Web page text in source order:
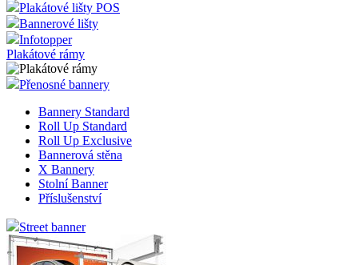
Plakátové lišty POS
Bannerové lišty
Infotopper
Plakátové rámy
Přenosné bannery
Bannery Standard
Roll Up Standard
Roll Up Exclusive
Bannerová stěna
X Bannery
Stolní Banner
Příslušenství
Street banner